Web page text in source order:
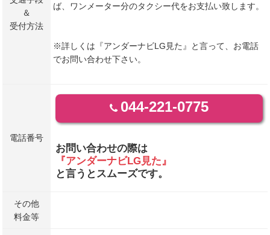
＆
受付方法
ば、ワンメーター分のタクシー代をお支払い致します。
※詳しくは『アンダーナビLG見た』と言って、お電話
でお問い合わせ下さい。
電話番号
044-221-0775
お問い合わせの際は
『アンダーナビLG見た』
と言うとスムーズです。
その他
料金等